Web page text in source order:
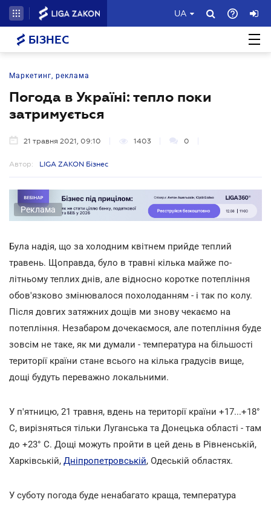
UA
БІЗНЕС
Маркетинг, реклама
Погода в Україні: тепло поки
затримується
21 травня 2021, 09:10 1403 0
Автор: LIGA ZAKON Бізнес
Реклама
Була надія, що за холодним квітнем прийде теплий
травень. Щоправда, було в травні кілька майже по-
літньому теплих днів, але відносно коротке потепління
обов'язково змінювалося похолоданням - і так по колу.
Після довгих затяжних дощів ми знову чекаємо на
потепління. Незабаром дочекаємося, але потепління буде
зовсім не таке, як ми думали - температура на більшості
території країни стане всього на кілька градусів вище,
дощі будуть переважно локальними.
У п'ятницю, 21 травня, вдень на території країни +17...+18°
С, вирізняться тільки Луганська та Донецька області - там
до +23° С. Дощі можуть пройти в цей день в Рівненській,
Харківській, Дніпропетровській, Одеській областях.
У суботу погода буде ненабагато краща, температура